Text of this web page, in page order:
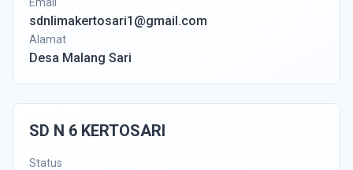
sdnlimakertosari1@gmail.com
Alamat
Desa Malang Sari
SD N 6 KERTOSARI
Status